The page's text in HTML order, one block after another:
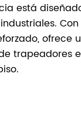
está
ofrece
trapeadores